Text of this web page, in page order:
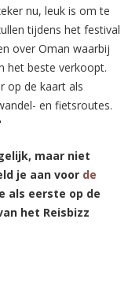
nu, leuk is om te
tijdens het festival
over Oman waarbij
het beste verkoopt.
op de kaart als
en fietsroutes.
maar niet
je aan voor de
als eerste op de
het Reisbizz